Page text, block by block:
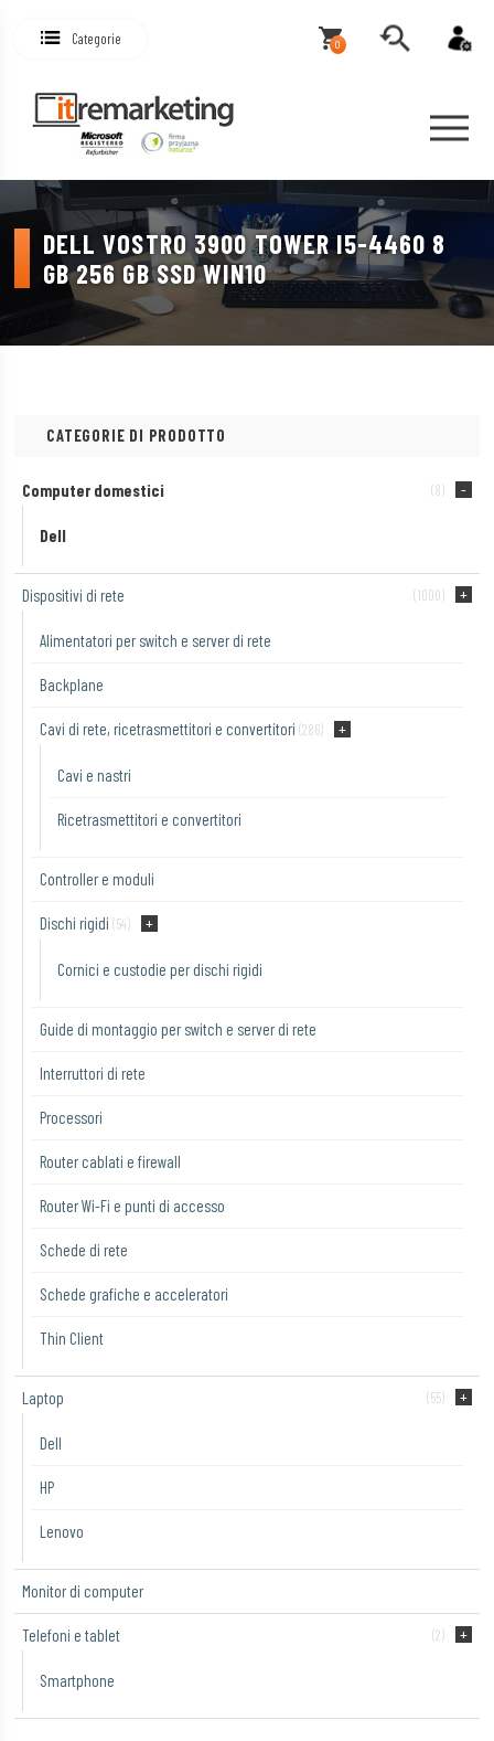
Categorie 0
DELL VOSTRO 3900 TOWER I5-4460 8
GB 256 GB SSD WIN10
CATEGORIE DI PRODOTTO
Computer domestici (8)
Dell
Dispositivi di rete (1000)
Alimentatori per switch e server di rete
Backplane
Cavi di rete, ricetrasmettitori e convertitori (286)
Cavi e nastri
Ricetrasmettitori e convertitori
Controller e moduli
Dischi rigidi (54)
Cornici e custodie per dischi rigidi
Guide di montaggio per switch e server di rete
Interruttori di rete
Processori
Router cablati e firewall
Router Wi-Fi e punti di accesso
Schede di rete
Schede grafiche e acceleratori
Thin Client
Laptop (55)
Dell
HP
Lenovo
Monitor di computer
Telefoni e tablet (2)
Smartphone